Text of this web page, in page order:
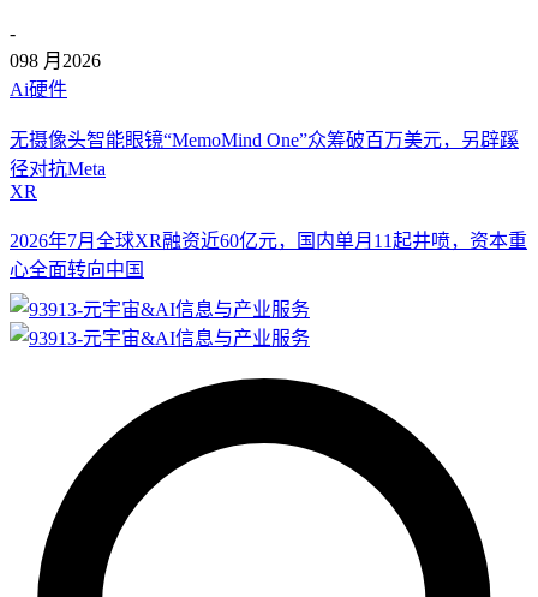
-
098 月 2026
Ai硬件
无摄像头智能眼镜“MemoMind One”众筹破百万美元，另辟蹊
径对抗Meta
XR
2026年7月全球XR融资近60亿元，国内单月11起井喷，资本重
心全面转向中国